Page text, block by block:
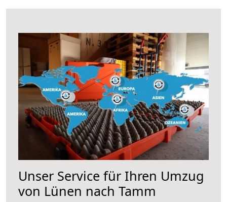
Unser Service für Ihren Umzug
von Lünen nach Tamm